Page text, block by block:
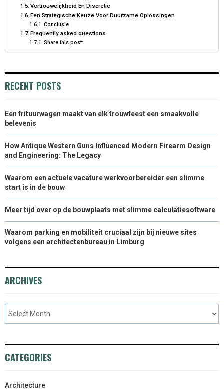
R
)
Vertrouwelijkheid En Discretie
Een Strategische Keuze Voor Duurzame Oplossingen
Conclusie
Frequently asked questions
Share this post:
RECENT POSTS
Een frituurwagen maakt van elk trouwfeest een smaakvolle
belevenis
How Antique Western Guns Influenced Modern Firearm Design
and Engineering: The Legacy
Waarom een actuele vacature werkvoorbereider een slimme
start is in de bouw
Meer tijd over op de bouwplaats met slimme calculatiesoftware
Waarom parking en mobiliteit cruciaal zijn bij nieuwe sites
volgens een architectenbureau in Limburg
ARCHIVES
CATEGORIES
Architecture